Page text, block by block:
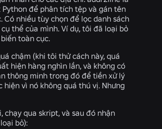
để phân tích tệp và gán tên
Có nhiều tùy chọn để lọc danh sách
thể của mình. Ví dụ, tôi đã loại bỏ
toàn cục.
chậm (khi tôi thử cách này, quá
hiện hàng nghìn lần, và không có
thông minh trong đó để tiền xử lý
vì nó không quá thú vị. Nhưng
qua skript, và sau đó nhận
bỏ):